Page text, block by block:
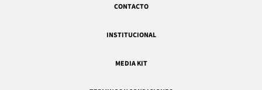
CONTACTO
INSTITUCIONAL
MEDIA KIT